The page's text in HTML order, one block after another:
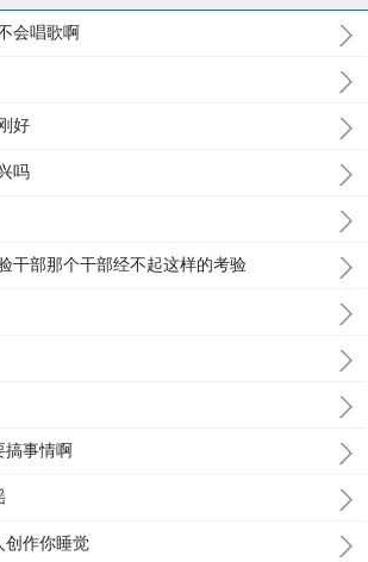
会唱歌啊
好
吗
干部那个干部经不起这样的考验
搞事情啊
创作你睡觉